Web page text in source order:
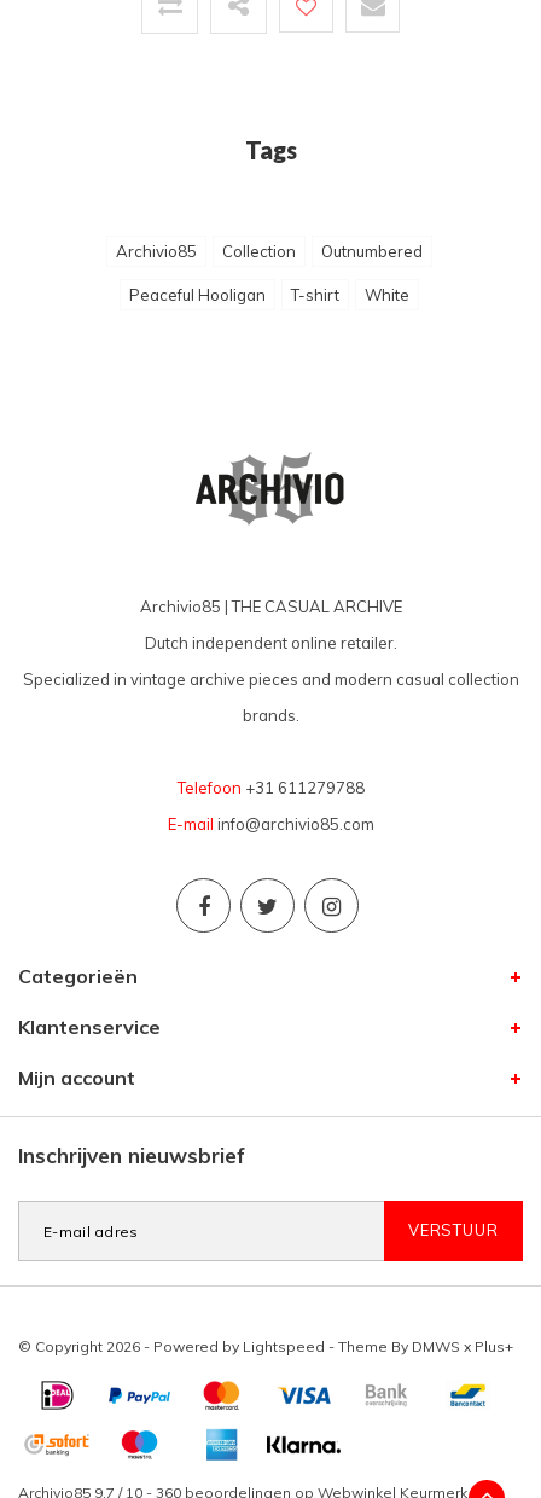
Tags
Archivio85 Collection Outnumbered
Peaceful Hooligan T-shirt White
Archivio85 | THE CASUAL ARCHIVE
Dutch independent online retailer.
Specialized in vintage archive pieces and modern casual collection
brands.
Telefoon +31 611279788
E-mail info@archivio85.com
Categorieën
Klantenservice
Mijn account
Inschrijven nieuwsbrief
VERSTUUR
© Copyright 2026 - Powered by Lightspeed - Theme By DMWS x Plus+
Archivio85 9,7 / 10 - 360 beoordelingen op Webwinkel Keurmerk